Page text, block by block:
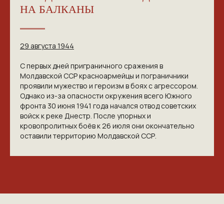
НА БАЛКАНЫ
29 августа 1944
С первых дней приграничного сражения в
Молдавской ССР красноармейцы и пограничники
проявили мужество и героизм в боях с агрессором.
Однако из-за опасности окружения всего Южного
фронта 30 июня 1941 года начался отвод советских
войск к реке Днестр. После упорных и
кровопролитных боёв к 26 июля они окончательно
оставили территорию Молдавской ССР.